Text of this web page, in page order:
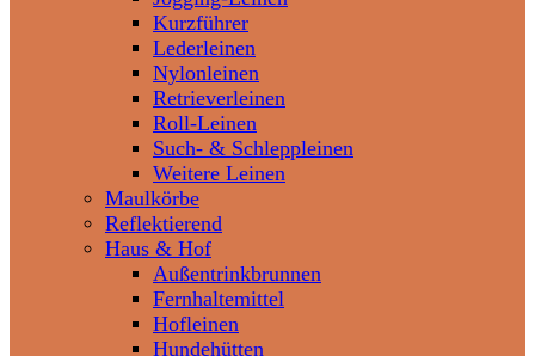
Kurzführer
Lederleinen
Nylonleinen
Retrieverleinen
Roll-Leinen
Such- & Schleppleinen
Weitere Leinen
Maulkörbe
Reflektierend
Haus & Hof
Außentrinkbrunnen
Fernhaltemittel
Hofleinen
Hundehütten